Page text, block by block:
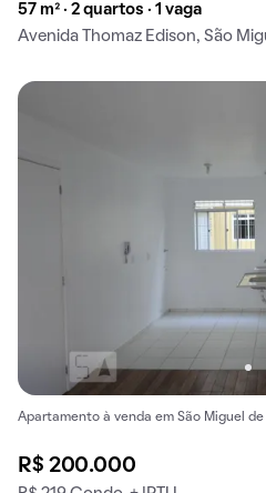
57 m² · 2 quartos · 1 vaga
Avenida Thomaz Edison, São
Apartamento à venda em São Miguel de
R$ 200.000